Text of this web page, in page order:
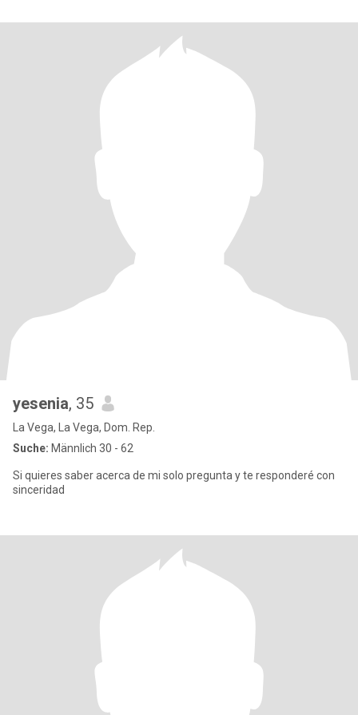
yesenia, 35
La Vega, La Vega, Dom. Rep.
Suche: Männlich 30 - 62
Si quieres saber acerca de mi solo pregunta y te responderé con
sinceridad